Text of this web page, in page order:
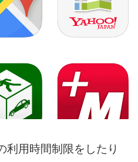
利用時間制限をしたり